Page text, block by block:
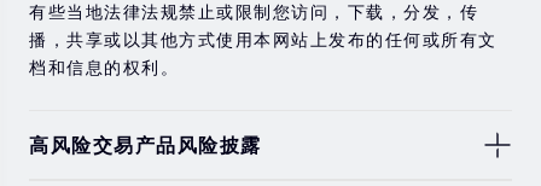
有些当地法律法规禁止或限制您访问，下载，分发，传
播，共享或以其他方式使用本网站上发布的任何或所有文
档和信息的权利。
高风险交易产品风险披露